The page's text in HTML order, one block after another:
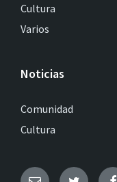
Cultura
Varios
Noticias
Comunidad
Cultura